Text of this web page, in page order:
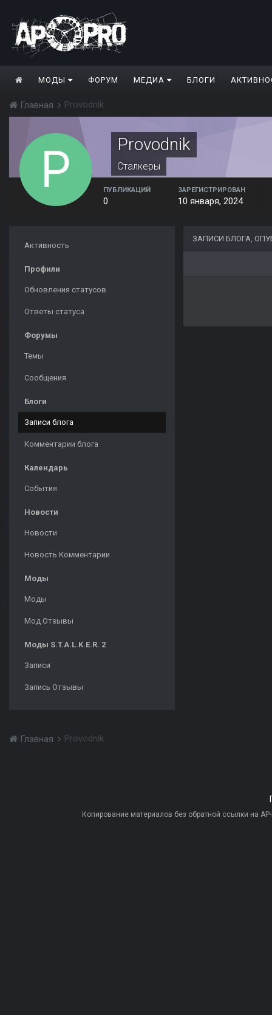
МОДЫ ФОРУМ МЕДИА БЛОГИ
Главная Provodnik
Provodnik
Сталкеры
ПУБЛИКАЦИЙ
0
ЗАРЕГИСТРИРОВАН
10 января, 2024
Активность
Профили
Обновления статусов
Ответы статуса
Форумы
Темы
Сообщения
Блоги
Записи блога
Комментарии блога
Календарь
События
Новости
Новости
Новость Комментарии
Моды
Моды
Мод Отзывы
Моды S.T.A.L.K.E.R. 2
Записи
Запись Отзывы
ЗАПИСИ БЛОГА,
Главная Provodnik
Копирование материалов без обратной ссылки на